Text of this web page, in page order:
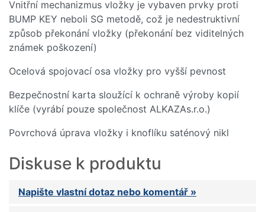
Vnitřní mechanizmus vložky je vybaven prvky proti
BUMP KEY neboli SG metodě, což je nedestruktivní
způsob překonání vložky (překonání bez viditelných
známek poškození)
Ocelová spojovací osa vložky pro vyšší pevnost
Bezpečnostní karta sloužící k ochraně výroby kopií
klíče (vyrábí pouze společnost ALKAZAs.r.o.)
Povrchová úprava vložky i knoflíku saténový nikl
Diskuse k produktu
Napište vlastní dotaz nebo komentář »